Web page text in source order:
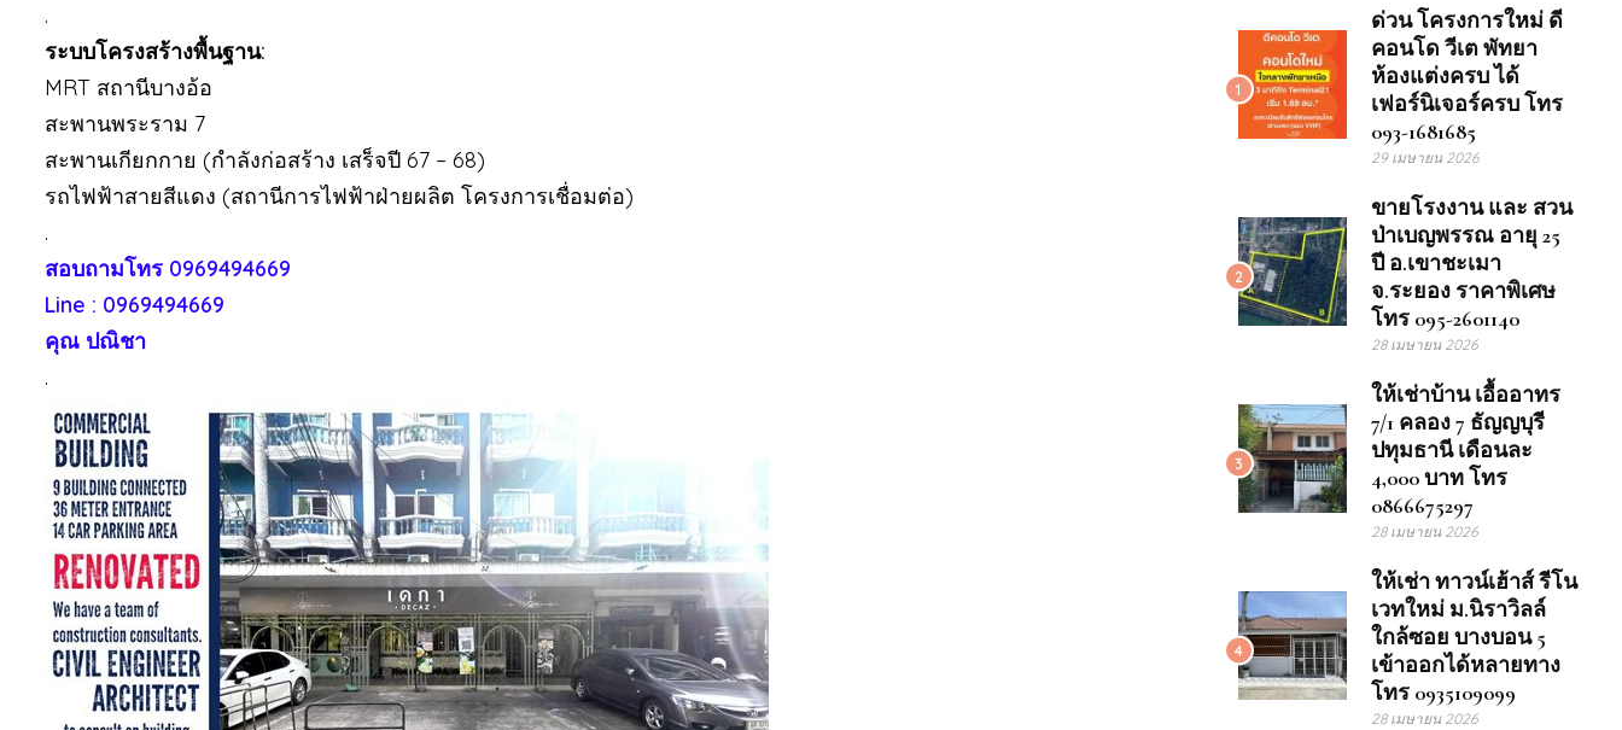
.
ระบบโครงสร้างพื้นฐาน:
MRT สถานีบางอ้อ
สะพานพระราม 7
สะพานเกียกกาย (กำลังก่อสร้าง เสร็จปี 67 – 68)
รถไฟฟ้าสายสีแดง (สถานีการไฟฟ้าฝ่ายผลิต โครงการเชื่อมต่อ)
.
สอบถามโทร 0969494669
Line : 0969494669
คุณ ปณิชา
.
1
ด่วน โครงการใหม่ ดี
คอนโด วีเต พัทยา
ห้องแต่งครบ ได้
เฟอร์นิเจอร์ครบ โทร
093-1681685
29 เมษายน 2026
2
ขายโรงงาน และ สวน
ป่าเบญพรรณ อายุ 25
ปี อ.เขาชะเมา
จ.ระยอง ราคาพิเศษ
โทร 095-2601140
28 เมษายน 2026
3
ให้เช่าบ้าน เอื้ออาทร
7/1 คลอง 7 ธัญญบุรี
ปทุมธานี เดือนละ
4,000 บาท โทร
0866675297
28 เมษายน 2026
4
ให้เช่า ทาวน์เฮ้าส์ รีโน
เวทใหม่ ม.นิราวิลล์
ใกล้ซอย บางบอน 5
เข้าออกได้หลายทาง
โทร 0935109099
28 เมษายน 2026